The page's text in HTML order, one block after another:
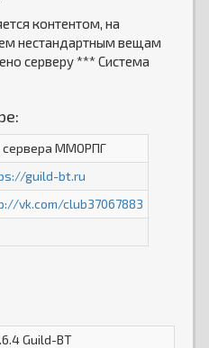
контентом, на
нестандартным вещам
серверу *** Система
сервера ММОРПГ
guild-bt.ru
vk.com/club37067883
Guild-BT